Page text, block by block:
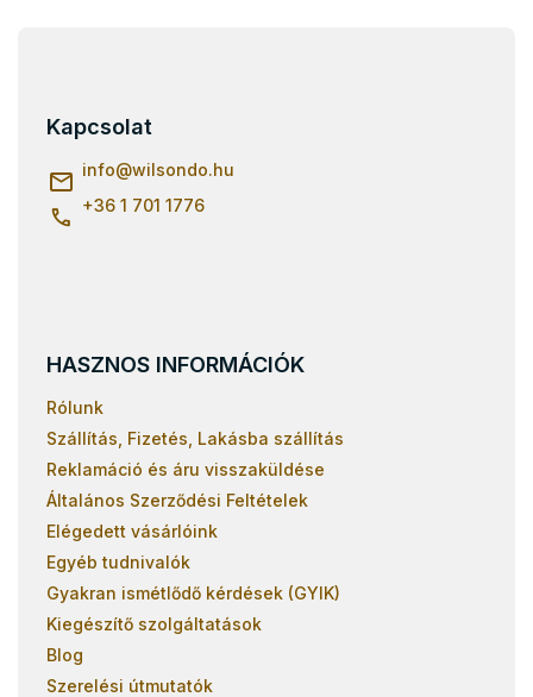
Kapcsolat
info@wilsondo.hu
+36 1 701 1776
HASZNOS INFORMÁCIÓK
Rólunk
Szállítás, Fizetés, Lakásba szállítás
Reklamáció és áru visszaküldése
Általános Szerződési Feltételek
Elégedett vásárlóink
Egyéb tudnivalók
Gyakran ismétlődő kérdések (GYIK)
Kiegészítő szolgáltatások
Blog
Szerelési útmutatók